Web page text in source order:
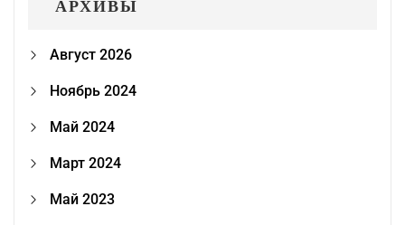
АРХИВЫ
Август 2026
Ноябрь 2024
Май 2024
Март 2024
Май 2023